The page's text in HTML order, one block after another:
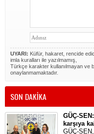
UYARI: Küfür, hakaret, rencide
imla kuralları ile yazılmamış,
Türkçe karakter kullanılmayan ve
onaylanmamaktadır.
SON DAKİKA
GÜÇ-
karşıya
GÜÇ-